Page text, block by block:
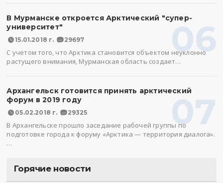
06
В Мурманске откроется Арктический "супер-
университет"
15.01.2018 г. 29697
С учетом того, что Арктика становится объектом неуклонно
растущего внимания, Мурманская область создает…
07
Архангельск готовится принять арктический
форум в 2019 году
05.02.2018 г. 29325
В Архангельске прошло заседание рабочей группы по
подготовке города к форуму «Арктика — территория диалога».
…
Горячие новости